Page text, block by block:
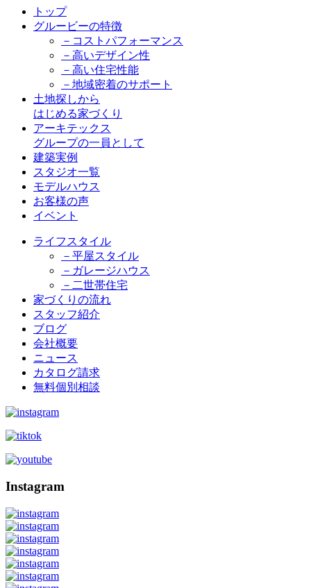
トップ
グルービーの特徴
－コストパフォーマンス
－高いデザイン性
－高い住宅性能
－地域密着のサポート
土地探しから
はじめる家づくり
アーキテックス
グループの一員として
建築実例
スタジオ一覧
モデルハウス
お客様の声
イベント
ライフスタイル
－平屋スタイル
－ガレージハウス
－二世帯住宅
家づくりの流れ
スタッフ紹介
ブログ
会社概要
ニュース
カタログ請求
無料個別相談
Instagram